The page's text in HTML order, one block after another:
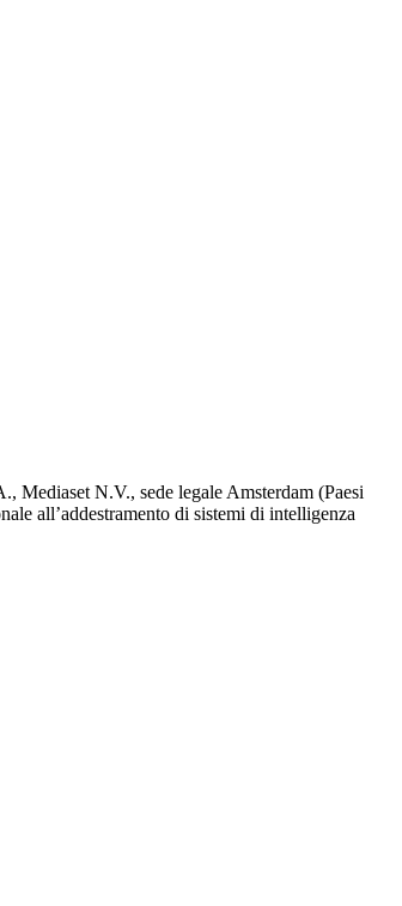
N.V., sede legale Amsterdam (Paesi
all’addestramento di sistemi di intelligenza